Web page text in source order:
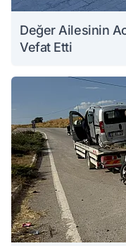
Değer Ailesinin
Vefat Etti